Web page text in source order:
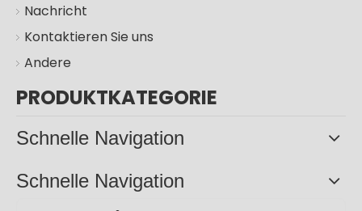
Nachricht
Kontaktieren Sie uns
Andere
PRODUKTKATEGORIE
Schnelle Navigation
Schnelle Navigation